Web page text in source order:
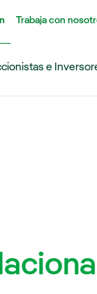
Trabaja con
e